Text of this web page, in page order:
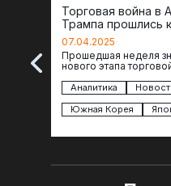
Торговая война в
Трампа прошлись
региона
07.04.2025
Прошедшая неделя
нового этапа
импорта из более
Аналитика
Южная Корея